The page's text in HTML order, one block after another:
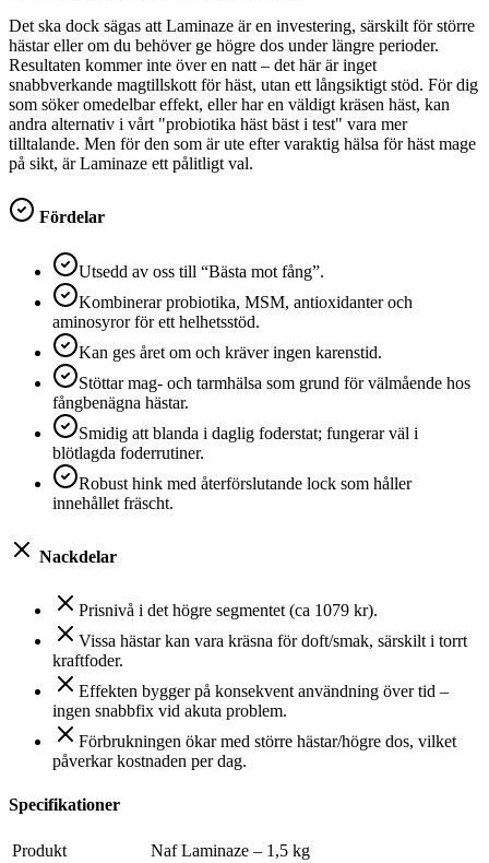
Det ska dock sägas att Laminaze är en investering, särskilt för större
hästar eller om du behöver ge högre dos under längre perioder.
Resultaten kommer inte över en natt – det här är inget
snabbverkande magtillskott för häst, utan ett långsiktigt stöd. För dig
som söker omedelbar effekt, eller har en väldigt kräsen häst, kan
andra alternativ i vårt "probiotika häst bäst i test" vara mer
tilltalande. Men för den som är ute efter varaktig hälsa för häst mage
på sikt, är Laminaze ett pålitligt val.
Fördelar
Utsedd av oss till “Bästa mot fång”.
Kombinerar probiotika, MSM, antioxidanter och
aminosyror för ett helhetsstöd.
Kan ges året om och kräver ingen karenstid.
Stöttar mag- och tarmhälsa som grund för välmående hos
fångbenägna hästar.
Smidig att blanda i daglig foderstat; fungerar väl i
blötlagda foderrutiner.
Robust hink med återförslutande lock som håller
innehållet fräscht.
Nackdelar
Prisnivå i det högre segmentet (ca 1079 kr).
Vissa hästar kan vara kräsna för doft/smak, särskilt i torrt
kraftfoder.
Effekten bygger på konsekvent användning över tid –
ingen snabbfix vid akuta problem.
Förbrukningen ökar med större hästar/högre dos, vilket
påverkar kostnaden per dag.
Specifikationer
Produkt
Naf Laminaze – 1,5 kg